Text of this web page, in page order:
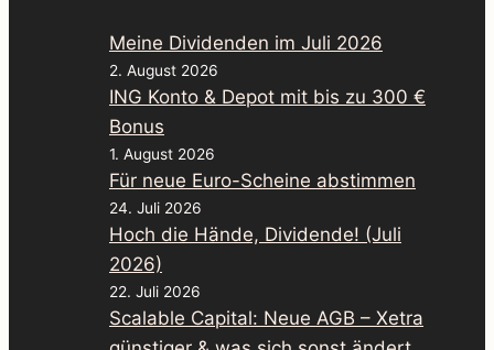
Meine Dividenden im Juli 2026
2. August 2026
ING Konto & Depot mit bis zu 300 €
Bonus
1. August 2026
Für neue Euro-Scheine abstimmen
24. Juli 2026
Hoch die Hände, Dividende! (Juli
2026)
22. Juli 2026
Scalable Capital: Neue AGB – Xetra